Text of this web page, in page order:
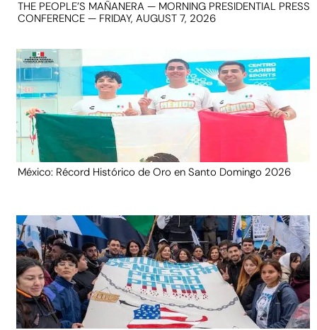
THE PEOPLE’S MAÑANERA — MORNING PRESIDENTIAL PRESS
CONFERENCE — FRIDAY, AUGUST 7, 2026
México: Récord Histórico de Oro en Santo Domingo 2026